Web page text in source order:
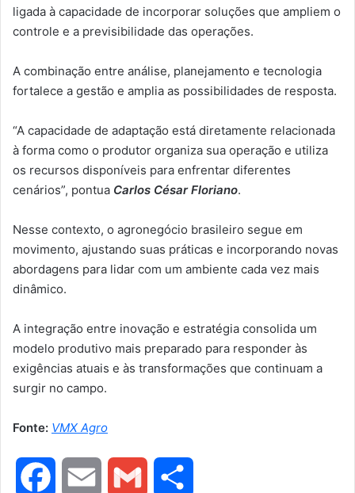
ligada à capacidade de incorporar soluções que ampliem o
controle e a previsibilidade das operações.
A combinação entre análise, planejamento e tecnologia
fortalece a gestão e amplia as possibilidades de resposta.
“A capacidade de adaptação está diretamente relacionada
à forma como o produtor organiza sua operação e utiliza
os recursos disponíveis para enfrentar diferentes
cenários”, pontua Carlos César Floriano.
Nesse contexto, o agronegócio brasileiro segue em
movimento, ajustando suas práticas e incorporando novas
abordagens para lidar com um ambiente cada vez mais
dinâmico.
A integração entre inovação e estratégia consolida um
modelo produtivo mais preparado para responder às
exigências atuais e às transformações que continuam a
surgir no campo.
Fonte: VMX Agro